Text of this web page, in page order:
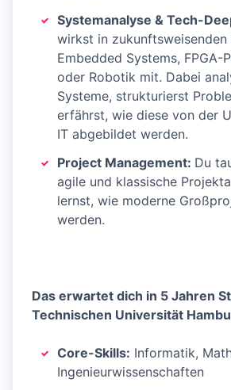
Systemanalyse & Tech-
wirkst in zukunftsweisenden
Embedded Systems, FPGA-
oder Robotik mit. Dabei
Systeme, strukturierst
erfährst, wie diese von der
IT abgebildet werden.
Project Management: Du
agile und klassische
lernst, wie moderne
werden.
Das erwartet dich in 5 Jahren
Technischen Universität
Core-Skills: Informatik,
Ingenieurwissenschaften